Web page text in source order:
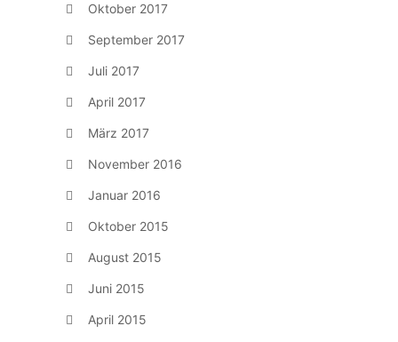
Oktober 2017
September 2017
Juli 2017
April 2017
März 2017
November 2016
Januar 2016
Oktober 2015
August 2015
Juni 2015
April 2015